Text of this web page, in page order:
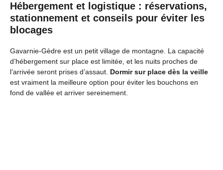
Hébergement et logistique : réservations,
stationnement et conseils pour éviter les
blocages
Gavarnie-Gèdre est un petit village de montagne. La capacité
d’hébergement sur place est limitée, et les nuits proches de
l’arrivée seront prises d’assaut. Dormir sur place dès la veille
est vraiment la meilleure option pour éviter les bouchons en
fond de vallée et arriver sereinement.